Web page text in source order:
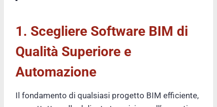
1. Scegliere Software BIM di
Qualità Superiore e
Automazione
Il fondamento di qualsiasi progetto BIM efficiente,